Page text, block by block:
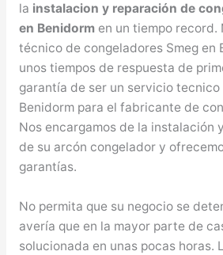
la instalacion y reparación de
en Benidormen un tiempo record.
técnico de congeladores Smeg en
unos tiempos de respuesta de
garantía de ser un servicio
Benidorm para el fabricante de
Nos encargamos de la instalación
de su arcón congelador y
garantías.
No permita que su negocio se
avería que en la mayor parte de
solucionada en unas pocas horas.